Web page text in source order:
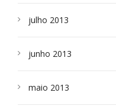
julho 2013
junho 2013
maio 2013